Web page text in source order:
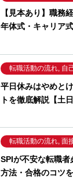
【見本あり】職務
年体式・キャリア
転職活動の流れ, 自
平日休みはやめと
トを徹底解説【土
転職活動の流れ, 面
SPIが不安な転職
方法・合格のコツ